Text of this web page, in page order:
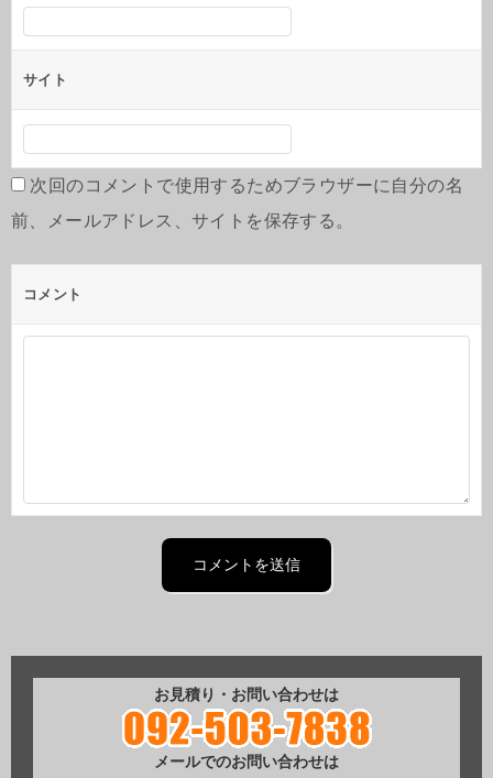
サイト
次回のコメントで使用するためブラウザーに自分の名
前、メールアドレス、サイトを保存する。
コメント
お見積り・お問い合わせは
メールでのお問い合わせは